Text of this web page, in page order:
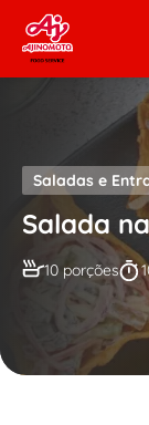
Skip to content
Saladas e
Salada
10 porções